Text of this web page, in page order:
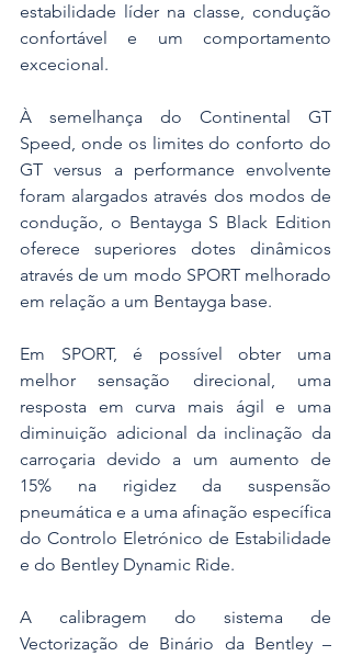
estabilidade líder na classe, condução
confortável e um comportamento
excecional.
À semelhança do Continental GT
Speed, onde os limites do conforto do
GT versus a performance envolvente
foram alargados através dos modos de
condução, o Bentayga S Black Edition
oferece superiores dotes dinâmicos
através de um modo SPORT melhorado
em relação a um Bentayga base.
Em SPORT, é possível obter uma
melhor sensação direcional, uma
resposta em curva mais ágil e uma
diminuição adicional da inclinação da
carroçaria devido a um aumento de
15% na rigidez da suspensão
pneumática e a uma afinação específica
do Controlo Eletrónico de Estabilidade
e do Bentley Dynamic Ride.
A calibragem do sistema de
Vectorização de Binário da Bentley –